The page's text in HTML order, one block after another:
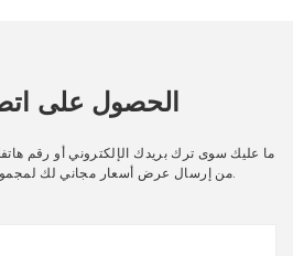
الحصول على
ما عليك سوى ترك بريدك الإلكتروني أو رقم